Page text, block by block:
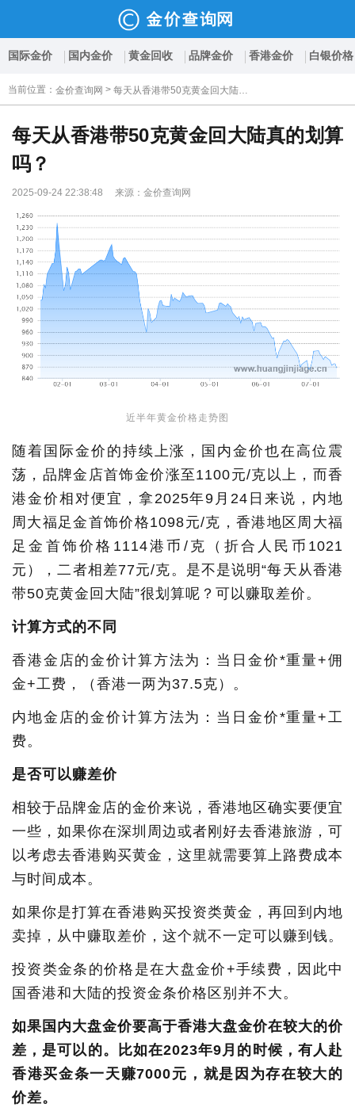
国际金价 国内金价 黄金回收 品牌金价 香港金价 白银价格
当前位置 ： 金价查询网 > 每天从香港带50克黄金回大陆真的划算吗？
每天从香港带50克黄金回大陆真的划算
吗？
2025-09-24 22:38:48 来源：金价查询网
近半年黄金价格走势图
随着国际金价的持续上涨，国内金价也在高位震
荡，品牌金店首饰金价涨至1100元/克以上，而香
港金价相对便宜，拿2025年9月24日来说，内地
周大福足金首饰价格1098元/克，香港地区周大福
足金首饰价格1114港币/克（折合人民币1021
元），二者相差77元/克。是不是说明“每天从香港
带50克黄金回大陆”很划算呢？可以赚取差价。
计算方式的不同
香港金店的金价计算方法为：当日金价*重量+佣
金+工费，（香港一两为37.5克）。
内地金店的金价计算方法为：当日金价*重量+工
费。
是否可以赚差价
相较于品牌金店的金价来说，香港地区确实要便宜
一些，如果你在深圳周边或者刚好去香港旅游，可
以考虑去香港购买黄金，这里就需要算上路费成本
与时间成本。
如果你是打算在香港购买投资类黄金，再回到内地
卖掉，从中赚取差价，这个就不一定可以赚到钱。
投资类金条的价格是在大盘金价+手续费，因此中
国香港和大陆的投资金条价格区别并不大。
如果国内大盘金价要高于香港大盘金价在较大的价
差，是可以的。比如在2023年9月的时候，有人赴
香港买金条一天赚7000元，就是因为存在较大的
价差。